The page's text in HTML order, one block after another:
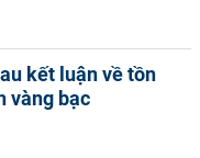
kết luận về tồn
vàng bạc